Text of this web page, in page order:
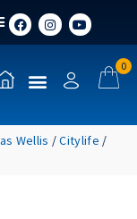
0
Wellis /Citylife /